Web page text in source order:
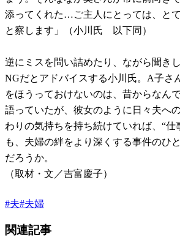
添ってくれた…ご主人にとっては、と
と察します」（小川氏 以下同）
逆にミスを問い詰めたり、ながら聞き
NGだとアドバイスする小川氏。A子さ
をほうっておけないのは、昔からなん
語っていたが、彼女のように日々夫へ
わりの気持ちを持ち続けていれば、“仕
も、夫婦の絆をより深くする事件のひ
だろうか。
（取材・文／吉富慶子）
#夫#夫婦
関連記事